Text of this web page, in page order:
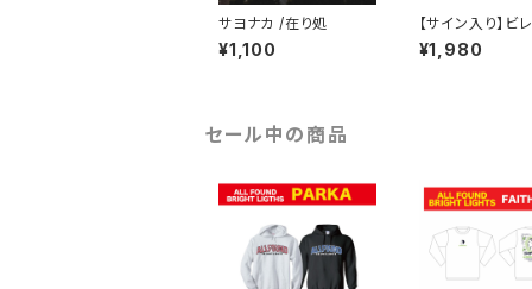
サヨナカ /在り処
¥1,100
【サイン入り】ビ
ンズストア / 勝手
¥1,980
セール中の商品